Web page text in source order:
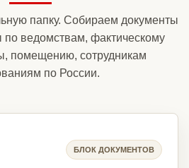
папку. Собираем документы
по ведомствам, фактическому
помещению, сотрудникам
по России.
БЛОК ДОКУМЕНТОВ